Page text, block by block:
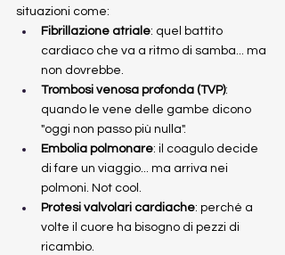
situazioni come:
Fibrillazione atriale: quel battito
cardiaco che va a ritmo di samba... ma
non dovrebbe.
Trombosi venosa profonda (TVP):
quando le vene delle gambe dicono
"oggi non passo più nulla".
Embolia polmonare: il coagulo decide
di fare un viaggio... ma arriva nei
polmoni. Not cool.
Protesi valvolari cardiache: perché a
volte il cuore ha bisogno di pezzi di
ricambio.